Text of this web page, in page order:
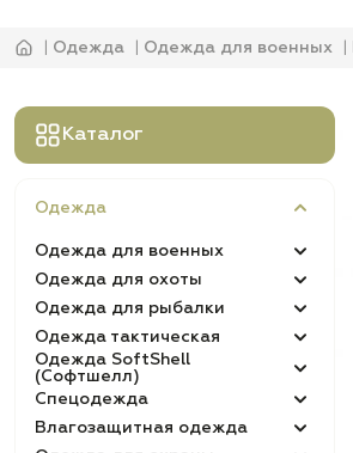
Одежда Одежда для военных
Каталог
Одежда
Одежда для военных
Одежда для охоты
Одежда для рыбалки
Одежда тактическая
Одежда SoftShell
(Софтшелл)
Спецодежда
Влагозащитная одежда